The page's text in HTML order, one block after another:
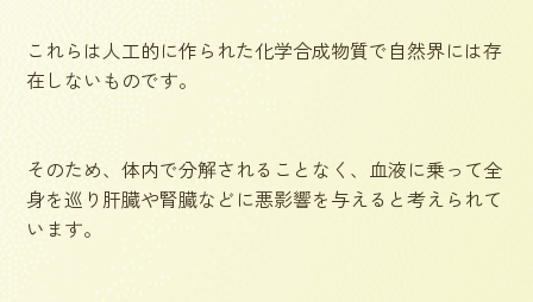
これらは人工的に作られた化学合成物質で自然界には存
在しないものです。
そのため、体内で分解されることなく、血液に乗って全
身を巡り肝臓や腎臓などに悪影響を与えると考えられて
います。